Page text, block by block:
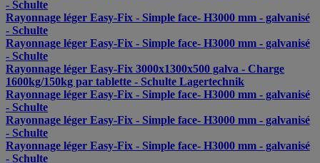
- Schulte
Rayonnage léger Easy-Fix - Simple face- H3000 mm - galvanisé
- Schulte
Rayonnage léger Easy-Fix - Simple face- H3000 mm - galvanisé
- Schulte
Rayonnage léger Easy-Fix 3000x1300x500 galva - Charge
1600kg/150kg par tablette - Schulte Lagertechnik
Rayonnage léger Easy-Fix - Simple face- H3000 mm - galvanisé
- Schulte
Rayonnage léger Easy-Fix - Simple face- H3000 mm - galvanisé
- Schulte
Rayonnage léger Easy-Fix - Simple face- H3000 mm - galvanisé
- Schulte